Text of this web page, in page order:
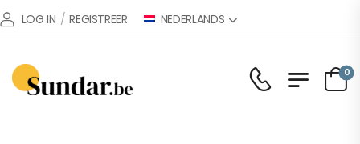
LOG IN / REGISTREER NEDERLANDS
0